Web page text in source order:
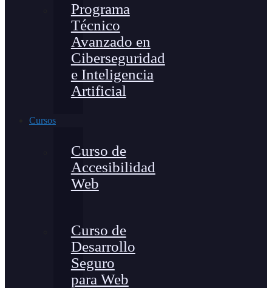
Programa
Técnico
Avanzado en
Ciberseguridad
e Inteligencia
Artificial
Cursos
Curso de
Accesibilidad
Web
Curso de
Desarrollo
Seguro
para Web